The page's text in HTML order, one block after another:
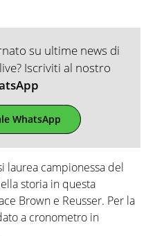
su ultime news di
Iscriviti al nostro
WhatsApp
laurea campionessa del
storia in questa
Brown e Reusser. Per la
a cronometro in